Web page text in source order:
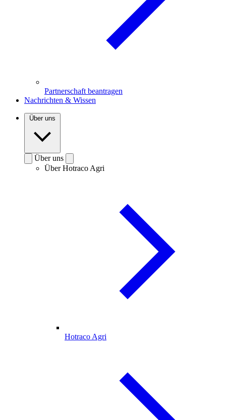
Partnerschaft beantragen
Nachrichten & Wissen
Über uns
Über uns
Über Hotraco Agri
Hotraco Agri